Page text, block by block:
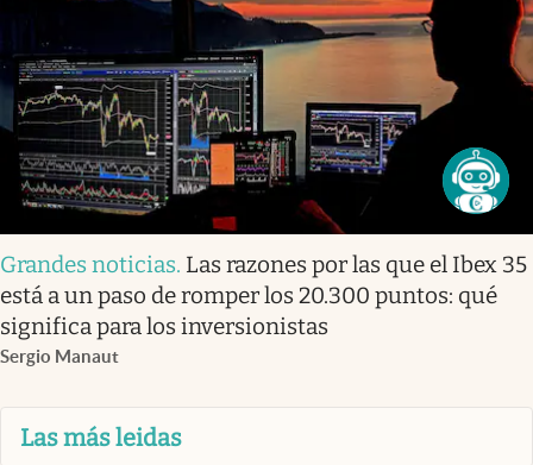
Grandes noticias. Las razones por las que el Ibex 35
está a un paso de romper los 20.300 puntos: qué
significa para los inversionistas
Sergio Manaut
Las más leidas